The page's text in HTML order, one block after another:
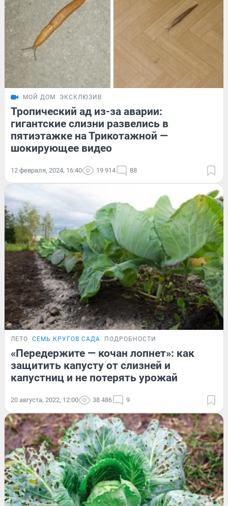
МОЙ ДОМ ЭКСКЛЮЗИВ
Тропический ад из-за аварии:
гигантские слизни развелись в
пятиэтажке на Трикотажной —
шокирующее видео
12 февраля, 2024, 16:40 19 914 88
ЛЕТО СЕМЬ КРУГОВ САДА ПОДРОБНОСТИ
«Передержите — кочан лопнет»: как
защитить капусту от слизней и
капустниц и не потерять урожай
20 августа, 2022, 12:00 38 486 9